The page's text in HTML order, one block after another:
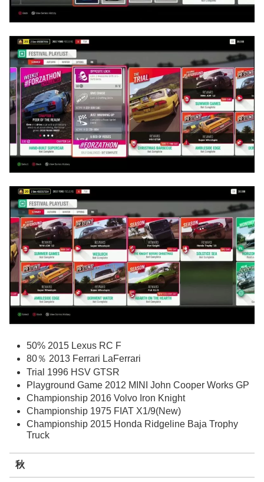
50% 2015 Lexus RC F
80％ 2013 Ferrari LaFerrari
Trial 1996 HSV GTSR
Playground Game 2012 MINI John Cooper Works GP
Championship 2016 Volvo Iron Knight
Championship 1975 FIAT X1/9(New)
Championship 2015 Honda Ridgeline Baja Trophy
Truck
秋